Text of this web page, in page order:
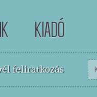
KIADÓ
feliratkozás